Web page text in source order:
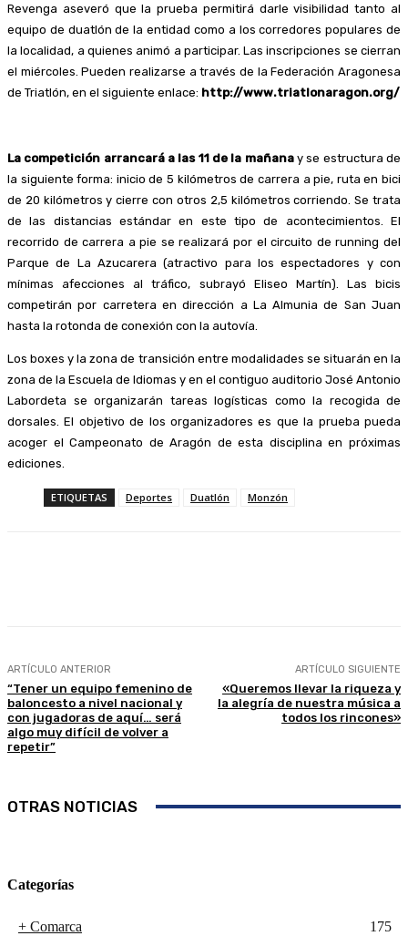
Revenga aseveró que la prueba permitirá darle visibilidad tanto al
equipo de duatlón de la entidad como a los corredores populares de
la localidad, a quienes animó a participar. Las inscripciones se cierran
el miércoles. Pueden realizarse a través de la Federación Aragonesa
de Triatlón, en el siguiente enlace: http://www.triatlonaragon.org/
La competición arrancará a las 11 de la mañanay se estructura de
la siguiente forma: inicio de 5 kilómetros de carrera a pie, ruta en bici
de 20 kilómetros y cierre con otros 2,5 kilómetros corriendo. Se trata
de las distancias estándar en este tipo de acontecimientos. El
recorrido de carrera a pie se realizará por el circuito de running del
Parque de La Azucarera (atractivo para los espectadores y con
mínimas afecciones al tráfico, subrayó Eliseo Martín). Las bicis
competirán por carretera en dirección a La Almunia de San Juan
hasta la rotonda de conexión con la autovía.
Los boxes y la zona de transición entre modalidades se situarán en la
zona de la Escuela de Idiomas y en el contiguo auditorio José Antonio
Labordeta se organizarán tareas logísticas como la recogida de
dorsales. El objetivo de los organizadores es que la prueba pueda
acoger el Campeonato de Aragón de esta disciplina en próximas
ediciones.
ETIQUETAS Deportes Duatlón Monzón
ARTÍCULO ANTERIOR
“Tener un equipo femenino de
baloncesto a nivel nacional y
con jugadoras de aquí… será
algo muy difícil de volver a
repetir”
ARTÍCULO SIGUIENTE
«Queremos llevar la riqueza y
la alegría de nuestra música a
todos los rincones»
OTRAS NOTICIAS
Categorías
+ Comarca 175